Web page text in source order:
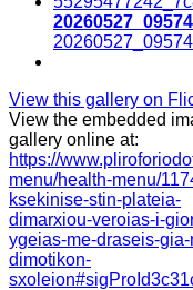
View this gallery on
View the embedded
gallery online at:
https://
menu/health-menu/
ksekinise-stin-plateia-
dimarxiou-veroias-i-
ygeias-me-draseis-
dimotikon-